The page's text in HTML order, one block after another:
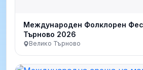
Международен Фолклорен
Търново 2026
Велико Търново